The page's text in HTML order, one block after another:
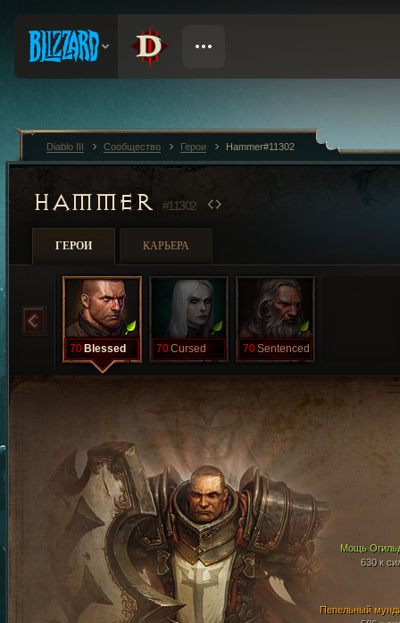
HAMMER #11302
ГЕРОИ КАРЬЕРА
70 Blessed 70Cursed 70Sentenced
Пепельный
Мощь
630 к
Diablo III Сообщество Герои Hammer#11302